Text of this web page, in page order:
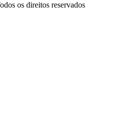
os direitos reservados